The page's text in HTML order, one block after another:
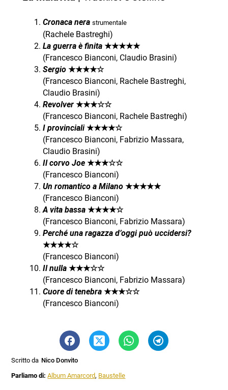
Cronaca nera strumentale
(Rachele Bastreghi)
La guerra è finita★★★★★
(Francesco Bianconi, Claudio Brasini)
Sergio★★★★☆
(Francesco Bianconi, Rachele Bastreghi,
Claudio Brasini)
Revolver★★★☆☆
(Francesco Bianconi, Rachele Bastreghi)
I provinciali★★★★☆
(Francesco Bianconi, Fabrizio Massara,
Claudio Brasini)
Il corvo Joe★★★☆☆
(Francesco Bianconi)
Un romantico a Milano★★★★★
(Francesco Bianconi)
A vita bassa★★★★☆
(Francesco Bianconi, Fabrizio Massara)
Perché una ragazza d’oggi può uccidersi?
★★★★☆
(Francesco Bianconi)
Il nulla★★★☆☆
(Francesco Bianconi, Fabrizio Massara)
Cuore di tenebra★★★☆☆
(Francesco Bianconi)
Scritto da Nico Donvito
Parliamo di:Album Amarcord, Baustelle